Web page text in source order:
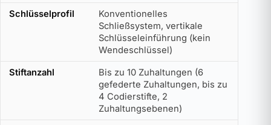
Schlüsselprofil
Konventionelles
Schließsystem, vertikale
Schlüsseleinführung (kein
Wendeschlüssel)
Stiftanzahl
Bis zu 10 Zuhaltungen (6
gefederte Zuhaltungen, bis zu
4 Codierstifte, 2
Zuhaltungsebenen)